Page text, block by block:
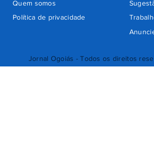
Jornal Ogoiás - Todos os direitos
Quem somos
Política de privacidade